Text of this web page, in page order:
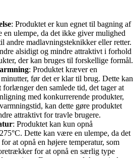
: Produktet er kun egnet til bagning af
en ulempe, da det ikke giver mulighed
andre madlavningsteknikker eller retter.
alsidigt og mindre attraktivt i forhold
der kan bruges til forskellige formål.
: Produktet kræver en
før det er klar til brug. Dette kan
den samlede tid, det tager at
med konkurrerende produkter,
kan dette gøre produktet
attraktivt for travle brugere.
: Produktet kan kun opnå
Dette kan være en ulempe, da det
at opnå en højere temperatur, som
for at opnå en særlig type